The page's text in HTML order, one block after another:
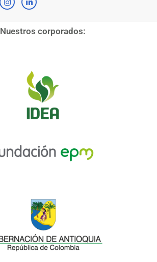
Nuestros corporados: